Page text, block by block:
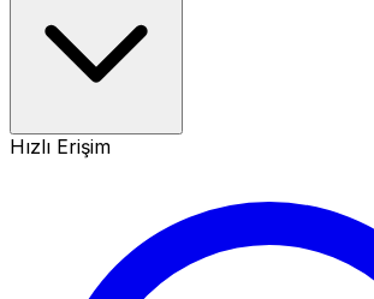
Hızlı Erişim